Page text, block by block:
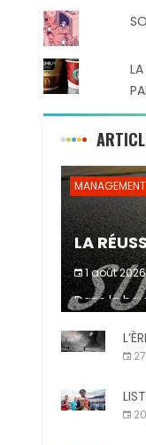
MANAGEMENT
LA
1 août 2026
Dans la
fait de ne
signe
sanctions